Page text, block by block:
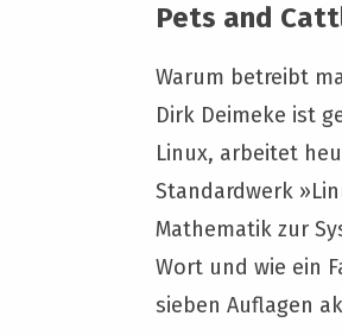
Pets and
Warum betreibt
Dirk Deimeke ist
Linux, arbeitet
Standardwerk
Mathematik zur
Wort und wie ein
sieben Auflagen